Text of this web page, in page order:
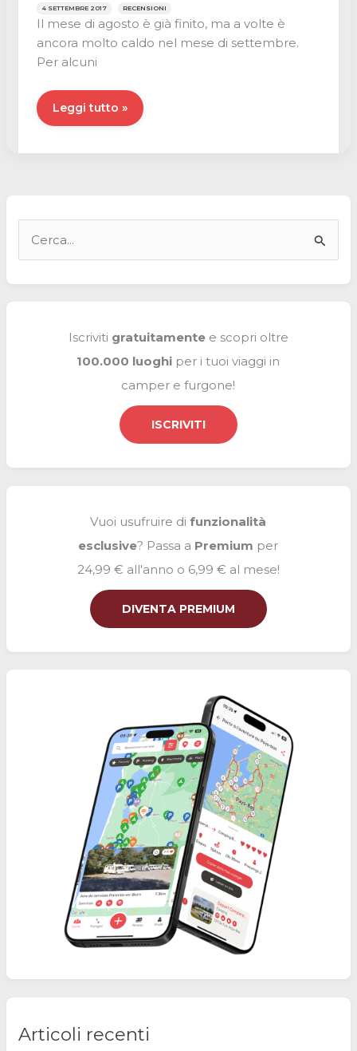
4 SETTEMBRE 2017 RECENSIONI
Il mese di agosto è già finito, ma a volte è
ancora molto caldo nel mese di settembre.
Per alcuni
Affrontare
il
Leggi tutto »
Iscriviti gratuitamentee scopri oltre
100.000 luoghi per i tuoi viaggi in
camper e furgone!
ISCRIVITI
Vuoi usufruire difunzionalità
esclusive? Passa a Premium per
24,99 € all'anno o 6,99 € al mese!
DIVENTA PREMIUM
Articoli recenti